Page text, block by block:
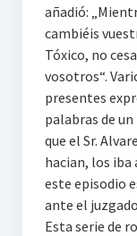
añadió:
cambiéis
Tóxico, no
vosotros“.
presentes
palabras de
que el Sr.
hacian, los iba
este episodio
ante el
Esta serie de